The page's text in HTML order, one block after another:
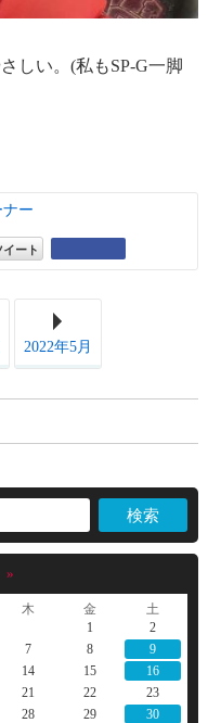
しい。(私もSP-G一脚
ー
イート
2022年5月
»
木 金
土
1
2
7 8
9
14 15
16
21 22
23
28 29 30